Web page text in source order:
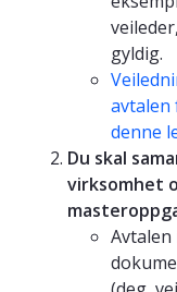
gyldig.
avtalen
denne
Du skal
virksomhet
Avtalen